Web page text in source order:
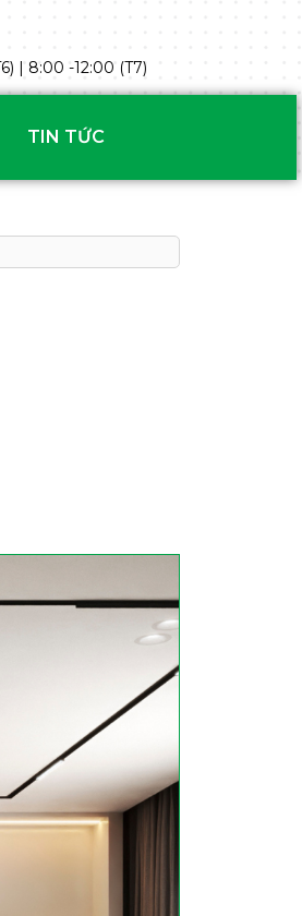
| 8:00 -12:00 (T7)
TIN TỨC